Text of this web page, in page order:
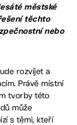
městské
těchto
nebo
rozvíjet a
Právě místní
tvorby této
může
s těmi, kteří